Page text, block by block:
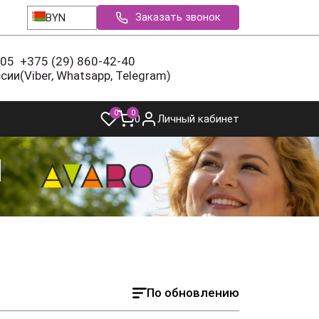
BYN Заказать звонок
+375 (29) 860-42-40
(Viber, Whatsapp, Telegram)
0 00 Личный кабинет
По обновлению